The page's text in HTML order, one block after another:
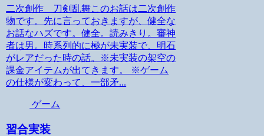
二次創作 刀剣乱舞このお話は二次創作
物です。先に言っておきますが、健全な
お話なハズです。健全。読みきり。審神
者は男。時系列的に極が未実装で、明石
がレアだった時の話。※未実装の架空の
課金アイテムが出てきます。 ※ゲーム
の仕様が変わって、一部矛...
ゲーム
習合実装